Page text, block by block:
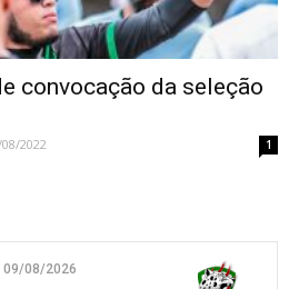
convocação da seleção
2022 1
09/08/2026